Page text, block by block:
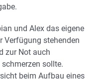
und Alex das eigene
Verfügung stehenden
zur Not auch
sollte.
beim Aufbau eines